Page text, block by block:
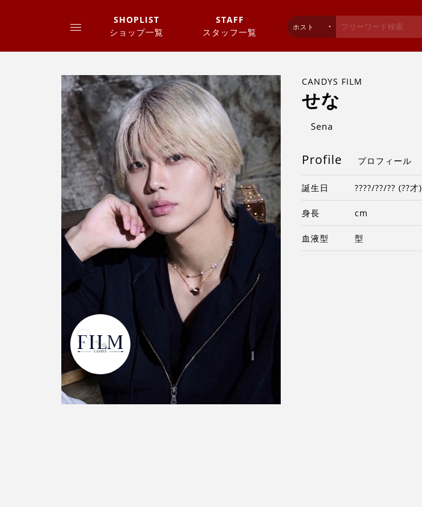
SHOPLIST
ショップ一覧
STAFF
スタッフ一覧
ホスト
CANDYS FILM
せな
Sena
Profile プロフィール
誕生日 ????/??/?? (??才)
身長 cm
血液型 型